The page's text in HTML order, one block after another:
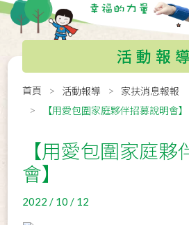
活動報導
首頁 活動報導
家扶消息報報
【用愛包圍家庭夥伴招募說明會】
【用愛包圍家庭夥
會】
2022 / 10 / 12